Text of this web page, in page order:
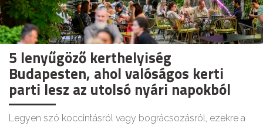
5 lenyűgöző kerthelyiség
Budapesten, ahol valóságos kerti
parti lesz az utolsó nyári napokból
Legyen szó koccintásról vagy bográcsozásról, ezekre a